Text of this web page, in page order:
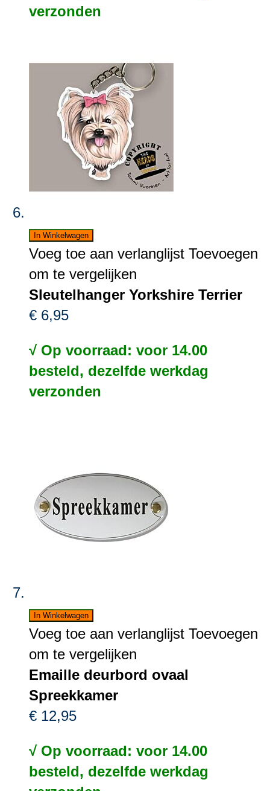
verzonden
In Winkelwagen
Voeg toe aan verlanglijst Toevoegen
om te vergelijken
Sleutelhanger Yorkshire Terrier
€ 6,95
√ Op voorraad: voor 14.00
besteld, dezelfde werkdag
verzonden
In Winkelwagen
Voeg toe aan verlanglijst Toevoegen
om te vergelijken
Emaille deurbord ovaal
Spreekkamer
€ 12,95
√ Op voorraad: voor 14.00
besteld, dezelfde werkdag